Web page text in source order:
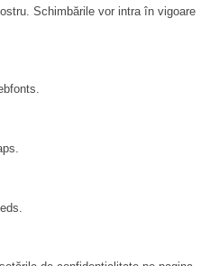
Schimbările vor intra în vigoare